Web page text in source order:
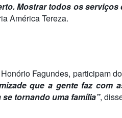
Mostrar todos os
América Tereza.
Fagundes, participam
que a gente faz com
tornando uma família”,